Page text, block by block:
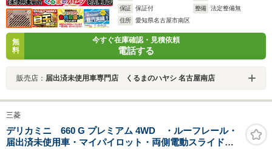
保証
保証付 整備
法定整備無
住所
愛知県名古屋市南区
無
料
今すぐ在庫確認・見積依頼
電話する
販売店： 届出済未使用車専門店 くるまのハヤシ 名古屋南店
三菱
デリカミニ 660 G プレミアム 4WD ・ルーフレール・
届出済未使用車・マイパイロット・両側電動スライドド